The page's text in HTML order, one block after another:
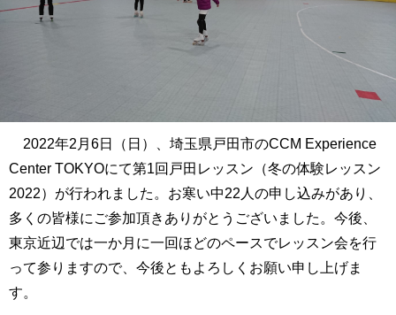
2022年2月6日（日）、埼玉県戸田市のCCM Experience
Center TOKYOにて第1回戸田レッスン（冬の体験レッスン
2022）が行われました。お寒い中22人の申し込みがあり、
多くの皆様にご参加頂きありがとうございました。今後、
東京近辺では一か月に一回ほどのペースでレッスン会を行
って参りますので、今後ともよろしくお願い申し上げま
す。